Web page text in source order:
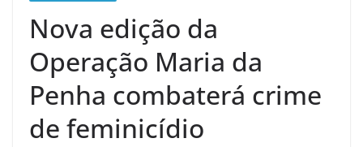
Nova edição da
Operação Maria da
Penha combaterá crime
de feminicídio